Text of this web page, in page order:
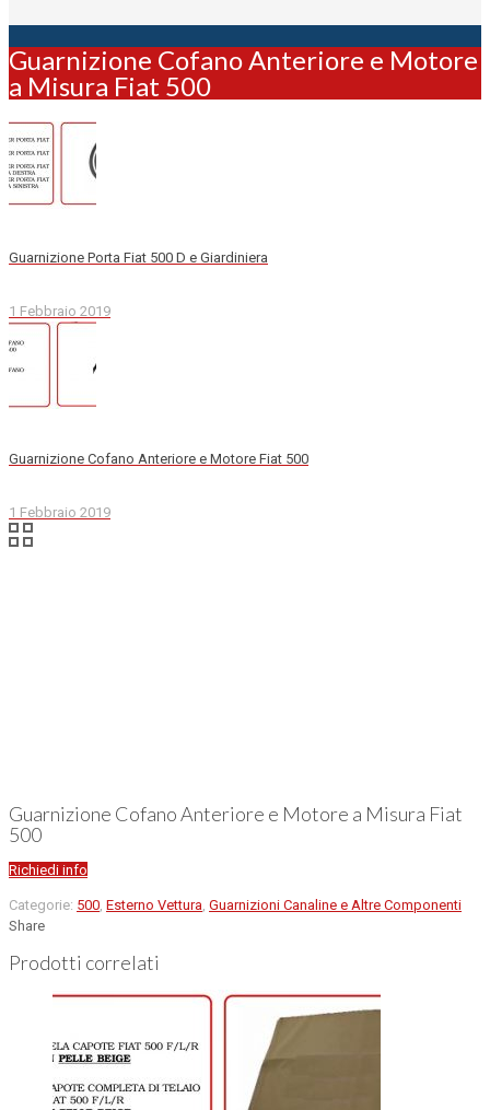
Guarnizione Cofano Anteriore e Motore
a Misura Fiat 500
Guarnizione Porta Fiat 500 D e Giardiniera
1 Febbraio 2019
Guarnizione Cofano Anteriore e Motore Fiat 500
1 Febbraio 2019
Guarnizione Cofano Anteriore e Motore a Misura Fiat
500
Richiedi info
Categorie: 500 Esterno Vettura Guarnizioni Canaline e Altre Componenti
Share
Prodotti correlati